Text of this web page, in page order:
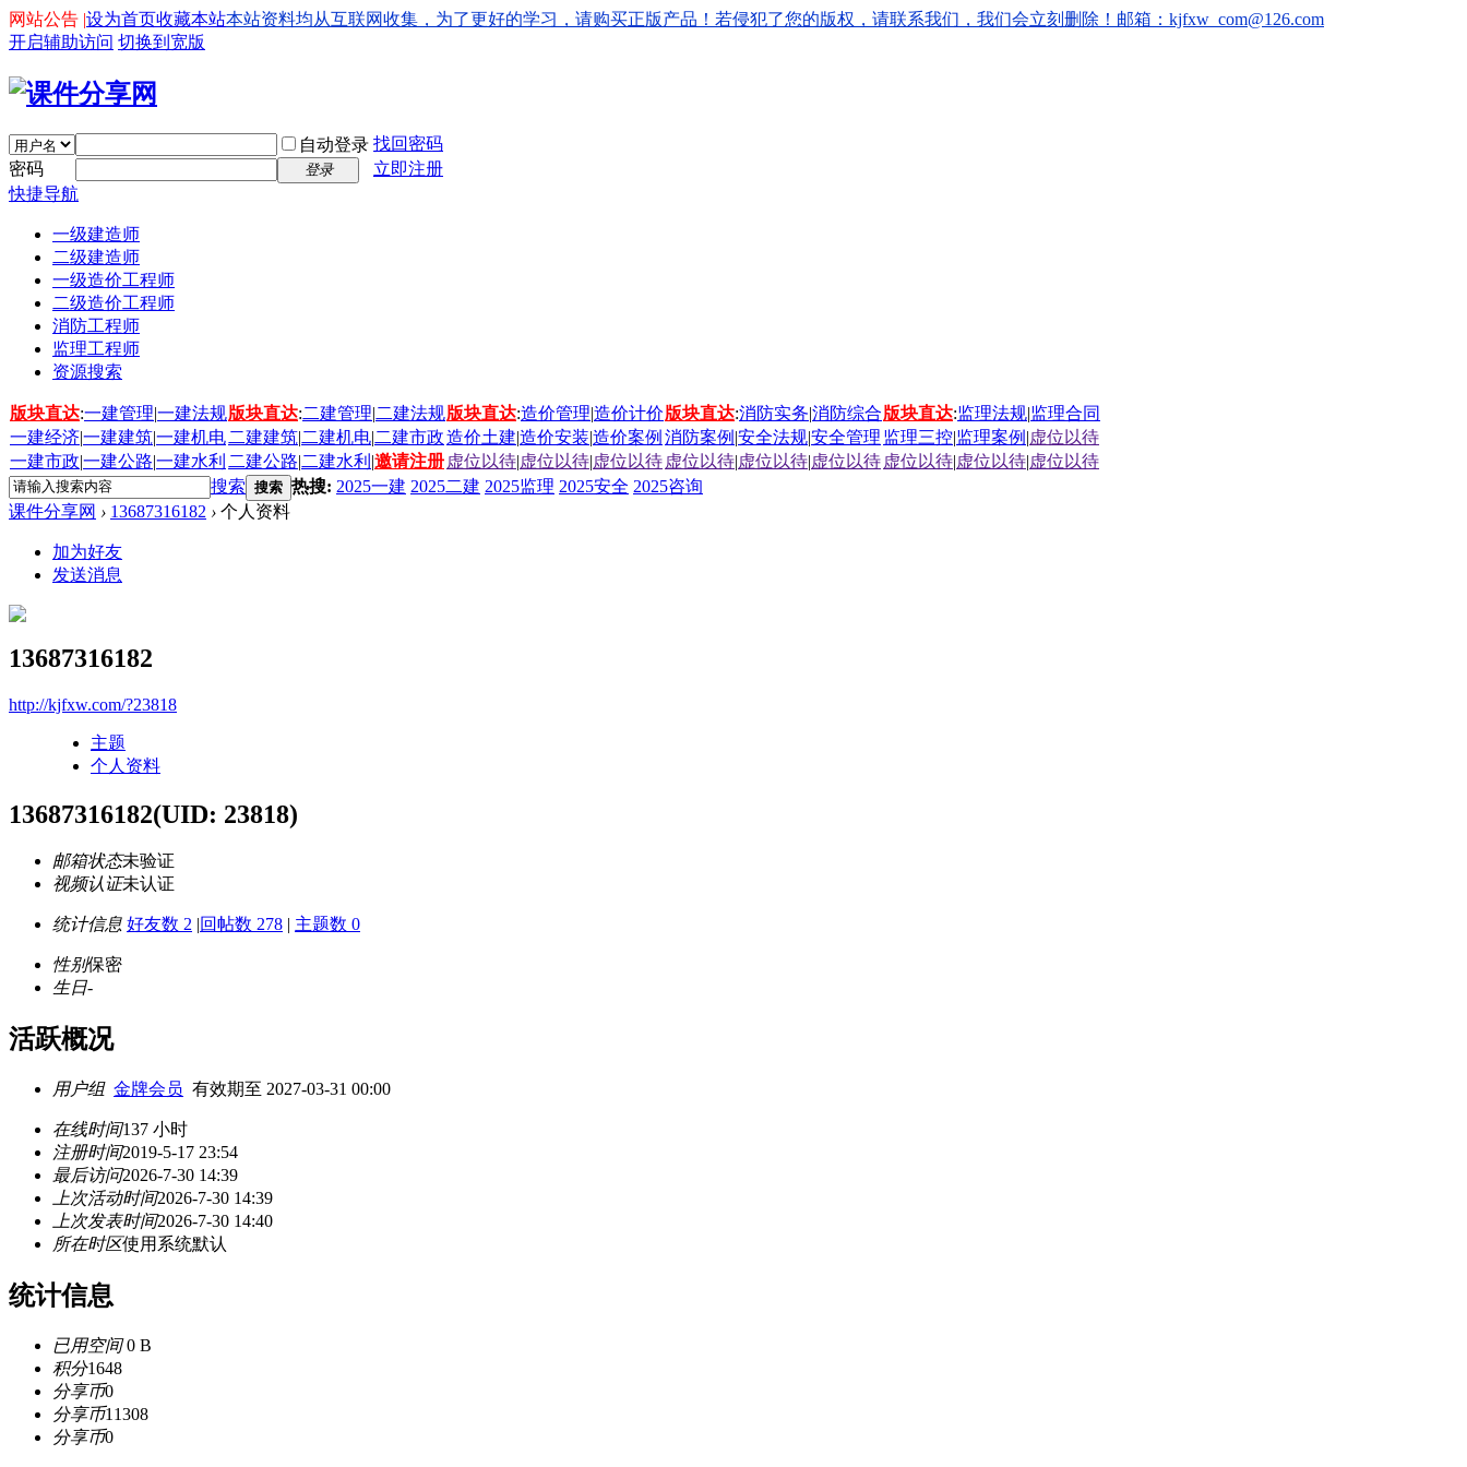
设为首页收藏本站
网站公告 |
本站资料均从互联网收集，为了更好的学习，请购买正版产品！若侵犯了您的版权，请联系我们，我们会立刻删除！邮箱：kjfxw_com@126.com
开启辅助访问 切换到宽版
自动登录 找回密码
密码
登录
立即注册
快捷导航
一级建造师
二级建造师
一级造价工程师
二级造价工程师
消防工程师
监理工程师
资源搜索
版块直达:一建管理|一建法规版块直达:二建管理|二建法规版块直达:造价管理|造价计价版块直达:消防实务|消防综合版块直达:监理法规|监理合同
一建经济|一建建筑|一建机电 二建建筑|二建机电|二建市政造价土建|造价安装|造价案例 消防案例 |安全法规|安全管理 监理三控|监理案例 |虚位以待
一建市政|一建公路|一建水利 二建公路|二建水利 |邀请注册 虚位以待|虚位以待|虚位以待 虚位以待|虚位以待|虚位以待 虚位以待|虚位以待|虚位以待
搜索 搜索 热搜: 2025一建 2025二建 2025监理 2025安全 2025咨询
课件分享网 › 13687316182 › 个人资料
加为好友
发送消息
13687316182
http://kjfxw.com/?23818
主题
个人资料
13687316182(UID: 23818)
邮箱状态未验证
视频认证未认证
统计信息 好友数 2 |回帖数 278 | 主题数 0
性别保密
生日-
活跃概况
用户组 金牌会员 有效期至 2027-03-31 00:00
在线时间137 小时
注册时间2019-5-17 23:54
最后访问2026-7-30 14:39
上次活动时间2026-7-30 14:39
上次发表时间2026-7-30 14:40
所在时区使用系统默认
统计信息
已用空间0 B
积分1648
分享币0
分享币11308
分享币0